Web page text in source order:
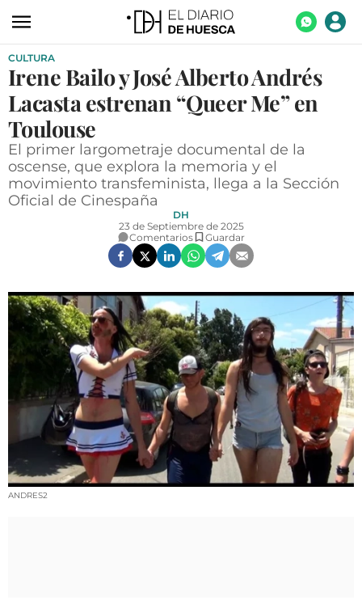
ACTUALIDAD
ECONOMÍA
TECNOLOGÍA
TURISMO
AGROALIMENTACIÓN
OPINIÓN
GALERÍAS
VÍDEOS
CONTACTAR
FIESTAS EN EL ALTO ARAGÓN
FIESTAS DE SAN LORENZO
AGENDA
CULTURA
Irene Bailo y José Alberto Andrés
Lacasta estrenan “Queer Me” en
Toulouse
El primer largometraje documental de la
oscense, que explora la memoria y el
movimiento transfeminista, llega a la Sección
Oficial de Cinespaña
DH
23 de Septiembre de 2025
Comentarios
Guardar
ANDRES2